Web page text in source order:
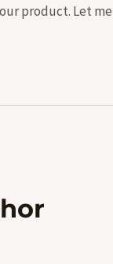
product. Let